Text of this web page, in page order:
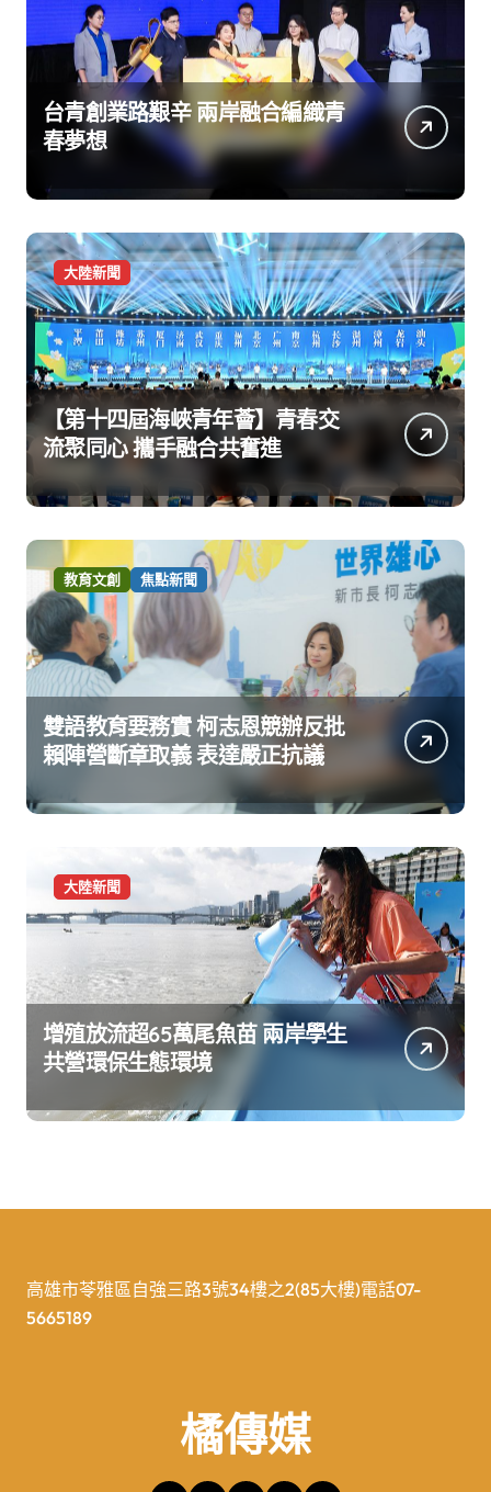
台青創業路艱辛 兩岸融合編織青
春夢想
大陸新聞
【第十四屆海峽青年薈】青春交
流聚同心 攜手融合共奮進
教育文創 焦點新聞
雙語教育要務實 柯志恩競辦反批
賴陣營斷章取義 表達嚴正抗議
大陸新聞
增殖放流超65萬尾魚苗 兩岸學生
共營環保生態環境
高雄市苓雅區自強三路3號34樓之2(85大樓)電話07-
5665189
橘傳媒